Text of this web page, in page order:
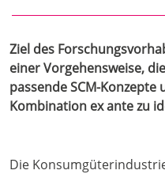
Ziel des
einer Vorgehensweise,
passende SCM-
Kombination ex ante zu
Die